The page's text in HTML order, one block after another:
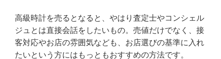
高級時計を売るとなると、やはり査定士やコンシェル
ジュとは直接会話をしたいもの。売値だけでなく、接
客対応やお店の雰囲気なども、お店選びの基準に入れ
たいという方にはもっともおすすめの方法です。